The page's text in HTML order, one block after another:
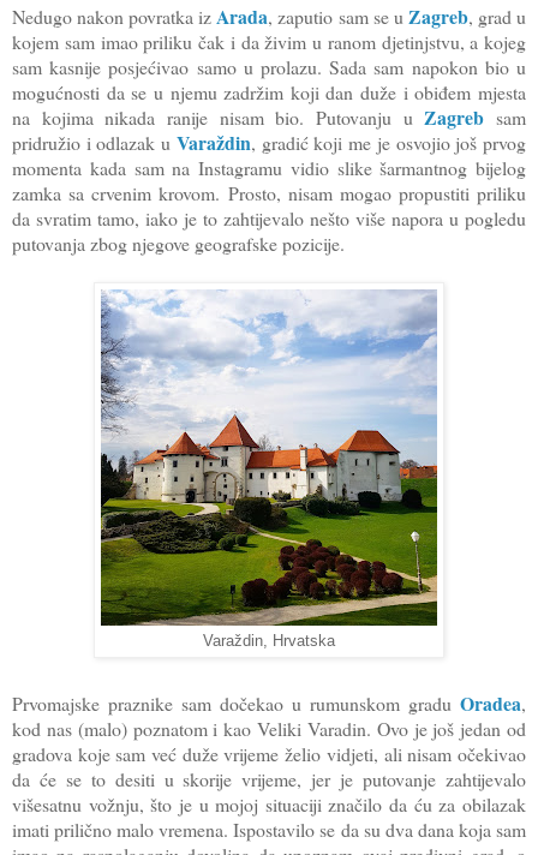
Nedugo nakon povratka iz Arada, zaputio sam se u Zagreb, grad u
kojem sam imao priliku čak i da živim u ranom djetinjstvu, a kojeg
sam kasnije posjećivao samo u prolazu. Sada sam napokon bio u
mogućnosti da se u njemu zadržim koji dan duže i obiđem mjesta
na kojima nikada ranije nisam bio. Putovanju u Zagreb sam
pridružio i odlazak u Varaždin, gradić koji me je osvojio još prvog
momenta kada sam na Instagramu vidio slike šarmantnog bijelog
zamka sa crvenim krovom. Prosto, nisam mogao propustiti priliku
da svratim tamo, iako je to zahtijevalo nešto više napora u pogledu
putovanja zbog njegove geografske pozicije.
Varaždin, Hrvatska
Prvomajske praznike sam dočekao u rumunskom gradu Oradea,
kod nas (malo) poznatom i kao Veliki Varadin. Ovo je još jedan od
gradova koje sam već duže vrijeme želio vidjeti, ali nisam očekivao
da će se to desiti u skorije vrijeme, jer je putovanje zahtijevalo
višesatnu vožnju, što je u mojoj situaciji značilo da ću za obilazak
imati prilično malo vremena. Ispostavilo se da su dva dana koja sam